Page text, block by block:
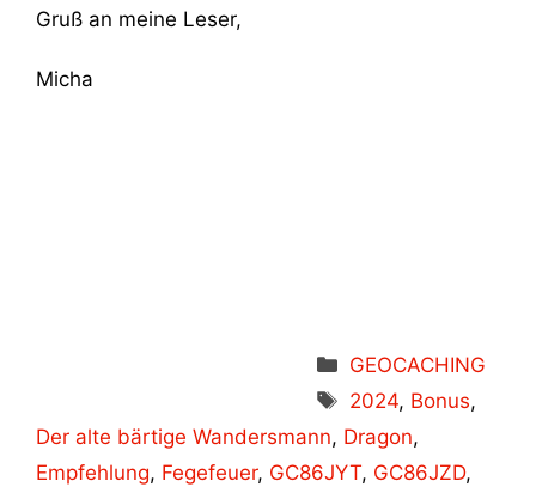
Gruß an meine Leser,
Micha
Kategorien
GEOCACHING
Schlagwörter
2024, Bonus,
Der alte bärtige Wandersmann, Dragon,
Empfehlung, Fegefeuer, GC86JYT, GC86JZD,